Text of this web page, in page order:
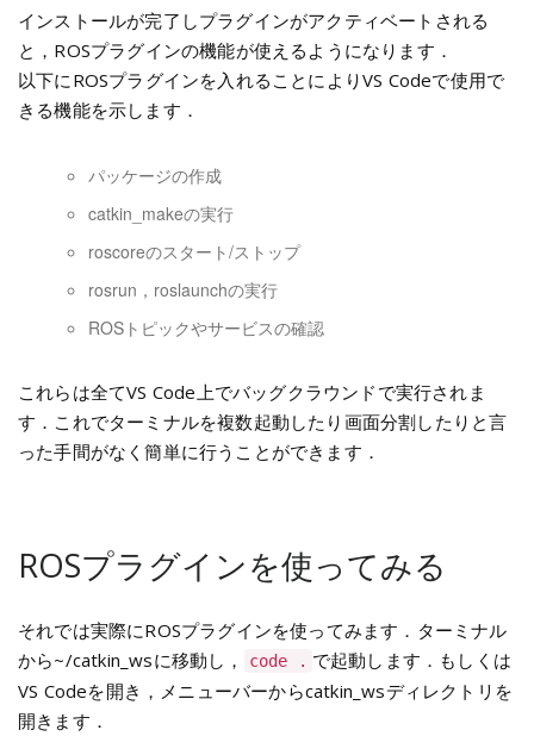
インストールが完了しプラグインがアクティベートされる
と，ROSプラグインの機能が使えるようになります．
以下にROSプラグインを入れることによりVS Codeで使用で
きる機能を示します．
パッケージの作成
catkin_makeの実行
roscoreのスタート/ストップ
rosrun，roslaunchの実行
ROSトピックやサービスの確認
これらは全てVS Code上でバッグクラウンドで実行されま
す．これでターミナルを複数起動したり画面分割したりと言
った手間がなく簡単に行うことができます．
ROSプラグインを使ってみる
それでは実際にROSプラグインを使ってみます．ターミナル
から~/catkin_wsに移動し，
code . で起動します．もしくは
VS Codeを開き，メニューバーからcatkin_wsディレクトリを
開きます．